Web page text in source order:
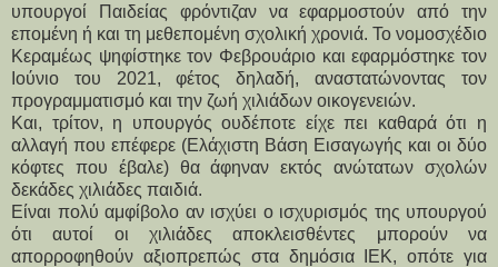
υπουργοί Παιδείας φρόντιζαν να εφαρμοστούν από την
επομένη ή και τη μεθεπομένη σχολική χρονιά. Το νομοσχέδιο
Κεραμέως ψηφίστηκε τον Φεβρουάριο και εφαρμόστηκε τον
Ιούνιο του 2021, φέτος δηλαδή, αναστατώνοντας τον
προγραμματισμό και την ζωή χιλιάδων οικογενειών.
Και, τρίτον, η υπουργός ουδέποτε είχε πει καθαρά ότι η
αλλαγή που επέφερε (Ελάχιστη Βάση Εισαγωγής και οι δύο
κόφτες που έβαλε) θα άφηναν εκτός ανώτατων σχολών
δεκάδες χιλιάδες παιδιά.
Είναι πολύ αμφίβολο αν ισχύει ο ισχυρισμός της υπουργού
ότι αυτοί οι χιλιάδες αποκλεισθέντες μπορούν να
απορροφηθούν αξιοπρεπώς στα δημόσια ΙΕΚ, οπότε για